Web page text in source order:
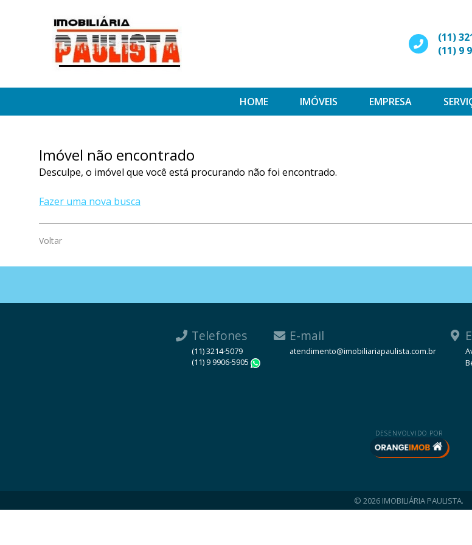
(11)
(11) 9
HOME IMÓVEIS EMPRESA
Imóvel não encontrado
Desculpe, o imóvel que você está procurando não foi encontrado.
Fazer uma nova busca
Voltar
Telefones
(11) 3214-5079
(11) 9 9906-5905
E-mail
atendimento@imobiliariapaulista.com.br
DESENVOLVIDO POR
© 2026 IMOBILIÁRIA PAULISTA.